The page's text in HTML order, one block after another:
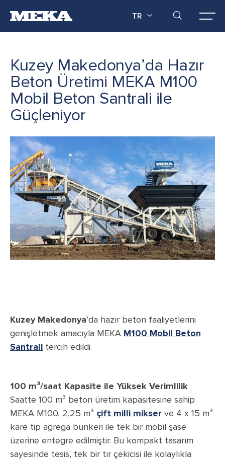
TR
Kuzey Makedonya’da Hazır
Beton Üretimi MEKA M100
Mobil Beton Santrali ile
Güçleniyor
Kuzey Makedonya’da hazır beton faaliyetlerini
genişletmek amacıyla MEKA M100 Mobil Beton
Santrali tercih edildi.
100 m³/saat Kapasite ile Yüksek Verimlilik
Saatte 100 m³ beton üretim kapasitesine sahip
MEKA M100, 2,25 m³ çift milli mikser ve 4 x 15 m³
kare tip agrega bunkeri ile tek bir mobil şase
üzerine entegre edilmiştir. Bu kompakt tasarım
sayesinde tesis, tek bir tır çekicisi ile kolaylıkla